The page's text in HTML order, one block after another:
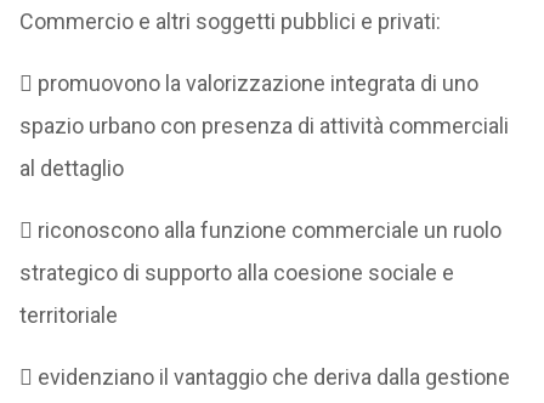
Commercio e altri soggetti pubblici e privati:
 promuovono la valorizzazione integrata di uno
spazio urbano con presenza di attività commerciali
al dettaglio
 riconoscono alla funzione commerciale un ruolo
strategico di supporto alla coesione sociale e
territoriale
 evidenziano il vantaggio che deriva dalla gestione